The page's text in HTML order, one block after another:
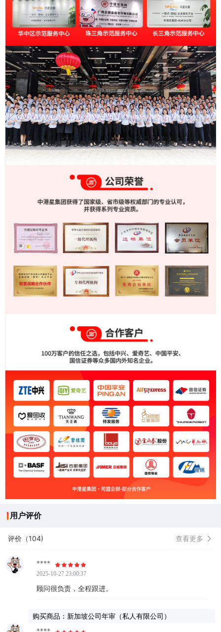
用户评价
评价（104) 查看更多
****
2025-10-27 23:00:37
顾问很负责，全程跟进。
购买商品：新加坡公司年审（私人有限公司）